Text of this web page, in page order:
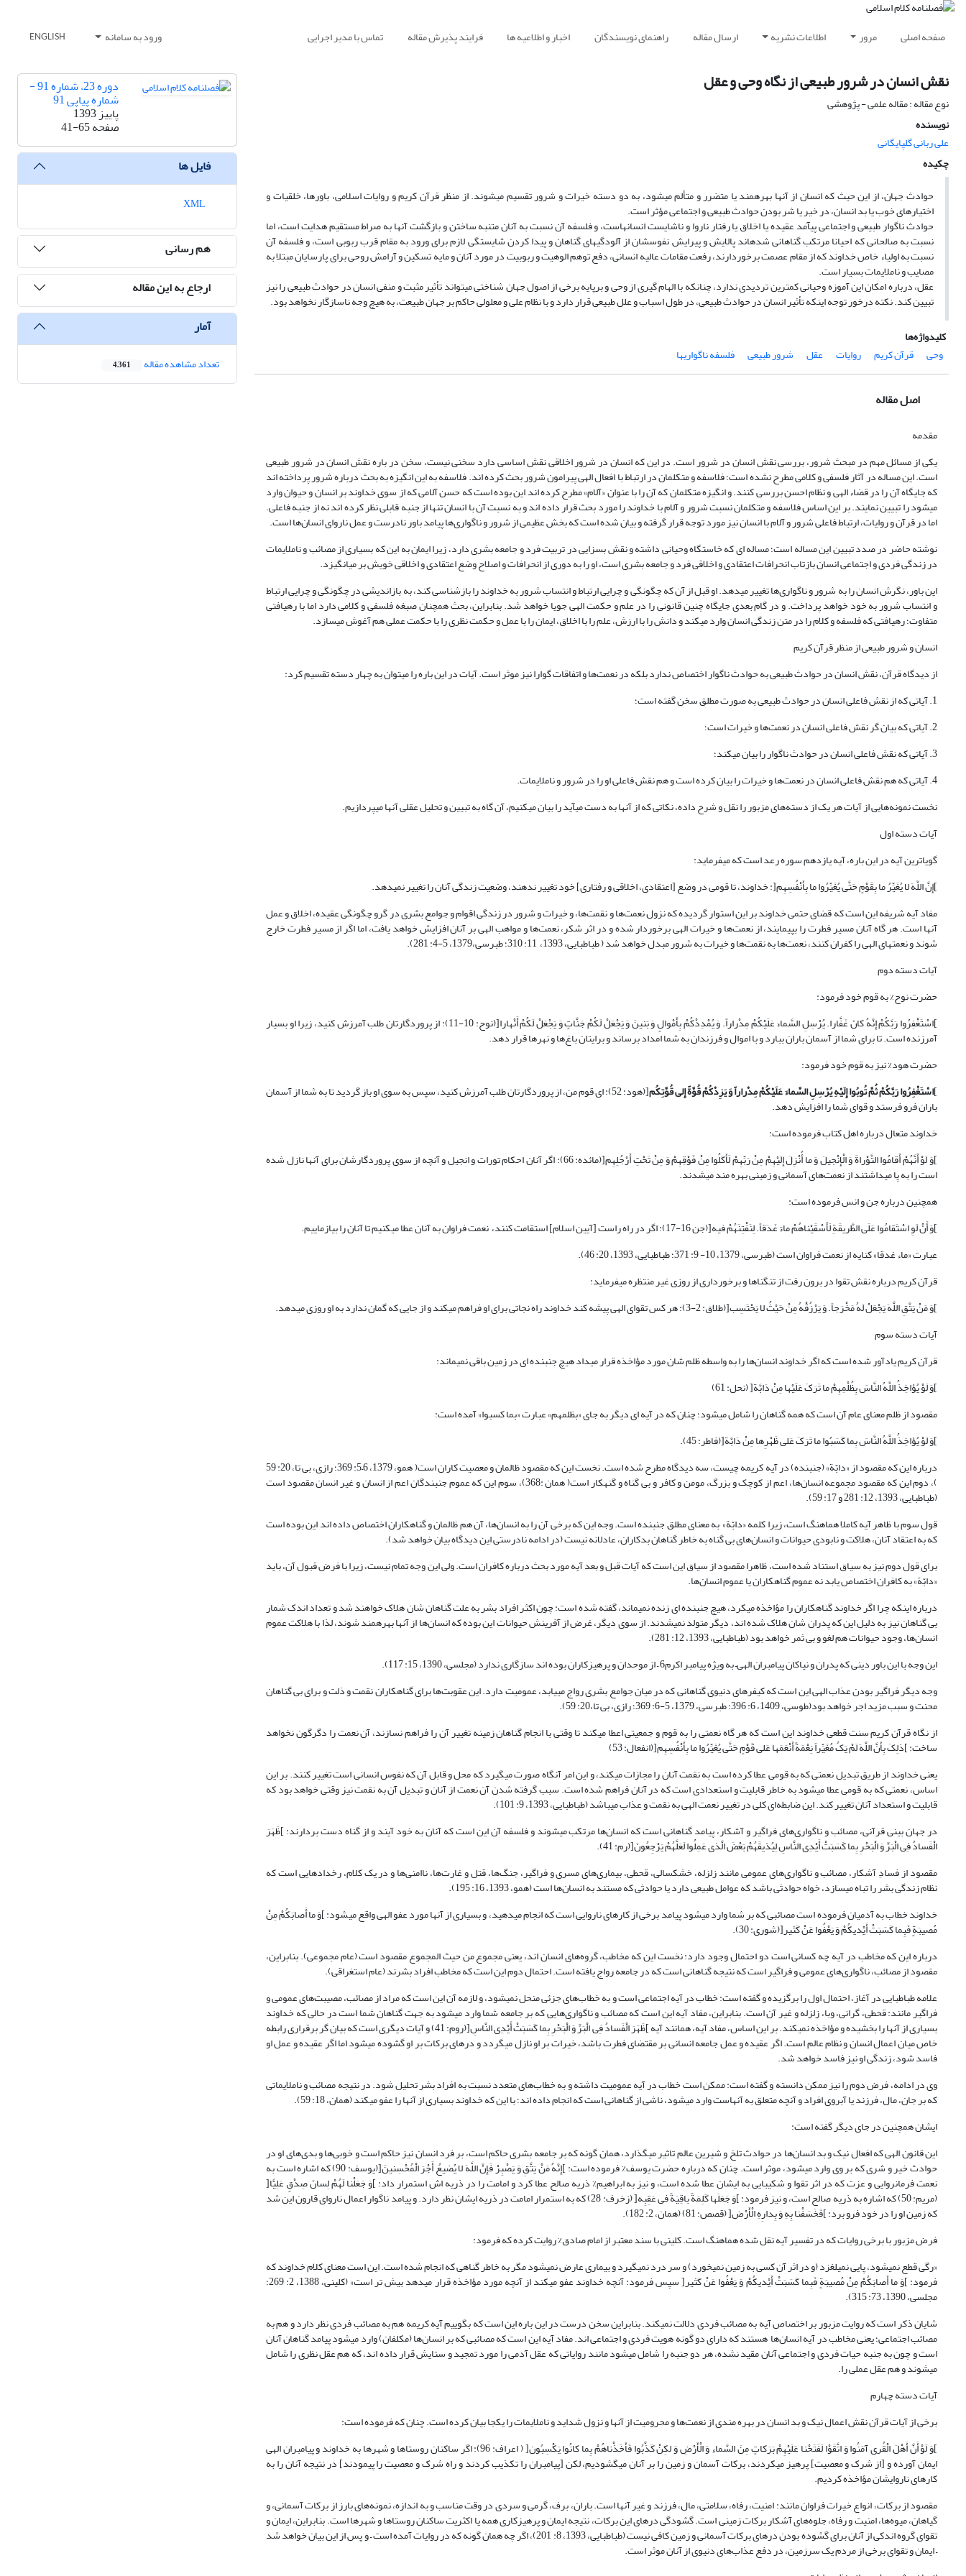
صفحه اصلی مرور اطلاعات نشریه ارسال مقاله راهنمای نویسندگان اخبار و اطلاعیه ها فرایند پذیرش مقاله تماس با مدیر اجرایی ورود به سامانه ENGLISH
نقش انسان در شرور طبیعی از نگاه وحی و عقل
نوع مقاله : مقاله علمی - پژوهشی
نویسنده
علی ربانی گلپایگانی
چکیده
حوادث جهان، از این حیث که انسان از آنها بهره‏مند یا متضرر و متألم می‏شود، به دو دسته خیرات و شرور تقسیم می‏شوند. از منظر قرآن کریم و روایات اسلامی، باورها، خلقیات و
اختیارهای خوب یا بد انسان، در خیر یا شر بودن حوادث طبیعی و اجتماعی مؤثر است.
حوادث ناگوار طبیعی و اجتماعی پی‎آمد عقیده یا اخلاق یا رفتار ناروا و ناشایست انسان‏هاست، و فلسفه آن نسبت به آنان متنبه ساختن و بازگشت آنها به صراط مستقیم هدایت است، اما
نسبت به صالحانی که احیانا مرتکب گناهانی شده‏اند پالایش و پیرایش نفوسشان از آلودگی‏های گناهان و پیدا کردن شایستگی لازم برای ورود به مقام قرب ربوبی است، و فلسفه آن
نسبت به اولیاء خاص خداوند که از مقام عصمت برخوردارند، رفعت مقامات عالیه انسانی، دفع توهم الوهیت و ربوبیت در مورد آنان و مایه تسکین و آرامش روحی برای پارسایان مبتلا به
مصایب و ناملایمات بسیار است.
عقل، درباره امکان این آموزه وحیانی کم‏ترین تردیدی ندارد، چنان‎که با الهام گیری از وحی و برپایه برخی از اصول جهان شناختی می‏تواند تأثیر مثبت و منفی انسان در حوادث طبیعی را نیز
تبیین کند. نکته درخور توجه این‎که تأثیر انسان در حوادث طبیعی، در طول اسباب و علل طبیعی قرار دارد و با نظام علی و معلولی حاکم بر جهان طبیعت، به هیچ وجه ناسازگار نخواهد بود.
کلیدواژه‌ها
وحی
قرآن کریم روایات عقل شرور طبیعی فلسفه ناگواری‏ها
اصل مقاله
مقدمه
یکی از مسائل مهم در مبحث شرور، بررسی نقش انسان در شرور است. در این که انسان در شرور اخلاقی نقش اساسی دارد سخنی نیست، سخن در باره نقش انسان در شرور طبیعی
است. این مساله در آثار فلسفی و کلامی مطرح نشده است؛ فلاسفه و متکلمان در ارتباط با افعال الهی پیرامون شرور بحث کرده اند. فلاسفه به این انگیزه به بحث درباره شرور پرداخته اند
که جایگاه آن را در قضاء الهی و نظام احسن بررسی کنند. و انگیزه متکلمان که آن را با عنوان «آلام» مطرح کرده اند این بوده است که حسن آلامی که از سوی خداوند بر انسان و حیوان وارد
می‎شود را تبیین نمایند. بر این اساس فلاسفه و متکلمان نسبت شرور و آلام با خداوند را مورد بحث قرار داده اند و به نسبت آن با انسان تنها از جنبه قابلی نظر کرده اند نه از جنبه فاعلی.
اما در قرآن و روایات، ارتباط فاعلی شرور و آلام با انسان نیز مورد توجه قرار گرفته و بیان شده است که بخش عظیمی از شرور و ناگواری‌ها پیامد باور نادرست و عمل ناروای انسان‌ها است.
نوشته حاضر در صدد تبیین این مساله است؛ مساله ای که خاستگاه وحیانی داشته و نقش بسزایی در تربیت فرد و جامعه بشری دارد، زیرا ایمان به این که بسیاری از مصائب و ناملایمات
در زندگی فردی و اجتماعی انسان بازتاب انحرافات اعتقادی و اخلاقی فرد و جامعه بشری است، او را به دوری از انحرافات و اصلاح وضع اعتقادی و اخلاقی خویش بر می‎انگیزد.
این باور، نگرش انسان را به شرور و ناگواری‌ها تغییر می‎دهد. او قبل از آن که چگونگی و چرایی ارتباط و انتساب شرور به خداوند را بازشناسی کند، به بازاندیشی در چگونگی و چرایی ارتباط
و انتساب شرور به خود خواهد پرداخت. و در گام بعدی جایگاه چنین قانونی را در علم و حکمت الهی جویا خواهد شد. بنابراین، بحث همچنان صبغه فلسفی و کلامی دارد اما با رهیافتی
متفاوت؛ رهیافتی که فلسفه و کلام را در متن زندگی انسان وارد می‎کند و دانش را با ارزش، علم را با اخلاق، ایمان را با عمل و ‌حکمت نظری را با حکمت عملی هم آغوش می‎سازد.
انسان و شرور طبیعی از منظر قرآن کریم
از دیدگاه قرآن، نقش انسان در حوادث طبیعی به حوادث ناگوار اختصاص ندارد بلکه در نعمت‌ها و اتفاقات گوارا نیز موثر است. آیات در این باره را می‎توان به چهار دسته تقسیم کرد:
1. آیاتی که از نقش فاعلی انسان در حوادث طبیعی به صورت مطلق سخن گفته است؛
2. آیاتی که بیان گر نقش فاعلی انسان در نعمت‌ها و خیرات است؛
3. آیاتی که نقش فاعلی انسان در حوادث ناگوار را بیان می‎کند؛
4. آیاتی که هم نقش فاعلی انسان در نعمت‌ها و خیرات را بیان کرده است و هم نقش فاعلی او را در شرور و ناملایمات.
نخست نمونه‌هایی از آیات هر یک از دسته‌های مزبور را نقل و شرح داده، نکاتی که از آنها به دست می‎آید را بیان می‎کنیم، آن گاه به تبیین و تحلیل عقلی آنها می‎پردازیم.
آیات دسته اول
گویاترین آیه در این باره، آیه یازدهم سوره رعد است که می‎فرماید:
]إِنَّ اللَّهَ لا یُغَیِّرُ ما بِقَوْمٍ حَتَّى یُغَیِّرُوا ما بِأَنْفُسِهِم‏[: خداوند، تا قومی در وضع [اعتقادی، اخلاقی و رفتاری] خود تغییر ندهند، وضعیت زندگی آنان را تغییر نمی‎دهد.
مفاد آیه شریفه این است که قضای حتمی خداوند بر این استوار گردیده که نزول نعمت‌ها و نقمت‌ها، و خیرات و شرور در زندگی اقوام و جوامع بشری در گرو چگونگی عقیده، اخلاق و عمل
آنها است. هر گاه آنان مسیر فطرت را بپیمایند، از نعمت‌ها و خیرات الهی برخوردار شده و در اثر شکر، نعمت‌ها و مواهب الهی بر آنان افزایش خواهد یافت، اما اگر از مسیر فطرت خارج
شوند ‌و نعمت‎های الهی را کفران کنند، نعمت‌ها به نقمت‌ها و خیرات به شرور مبدل خواهد شد ( طباطبایی، 1393، 11: 310؛ طبرسی،1379، 5-4: 281).
آیات دسته دوم
حضرت نوح% به قوم خود فرمود:
]اسْتَغْفِرُوا رَبَّکُمْ إِنَّهُ کانَ غَفَّارا. یُرْسِلِ السَّماءَ عَلَیْکُمْ مِدْراراً. وَ یُمْدِدْکُمْ بِأَمْوالٍ وَ بَنینَ وَ یَجْعَلْ لَکُمْ جَنَّاتٍ وَ یَجْعَلْ لَکُمْ أَنْهارا[(نوح: 10-11): از پروردگارتان طلب آمرزش کنید، زیرا او بسیار
آمرزنده است. تا برای شما از آسمان باران ببارد و با اموال و فرزندان به شما امداد برساند و برایتان باغ‌ها و نهر‌ها قرار دهد.
حضرت هود% نیز به قوم خود فرمود:
]اسْتَغْفِرُوا رَبَّکُمْ ثُمَّ تُوبُوا إِلَیْهِ یُرْسِلِ السَّماءَ عَلَیْکُمْ مِدْراراً وَ یَزِدْکُمْ قُوَّةً إِلى‏ قُوَّتِکُم ‏[(هود: 52): ای قوم من، از پروردگارتان طلب آمرزش کنید،‌ سپس به سوی او باز گردید تا به شما از آسمان
باران فرو فرستد و قوای شما را افزایش دهد.
خداوند متعال درباره اهل کتاب فرموده است:
]وَ لَوْ أَنَّهُمْ أَقامُوا التَّوْراةَ وَ الْإِنْجیلَ وَ ما أُنْزِلَ إِلَیْهِمْ مِنْ رَبِّهِمْ لَأَکَلُوا مِنْ فَوْقِهِمْ وَ مِنْ تَحْتِ أَرْجُلِهِم‏[(مائده: 66): اگر آنان احکام تورات و انجیل و آنچه از سوی پروردگارشان برای آنها نازل شده
است را به پا می‎داشتند از نعمت‌های آسمانی و زمینی بهره مند می‎شدند.
همچنین درباره جن و انس فرموده است:
]وَ أَنْ لَوِ اسْتَقامُوا عَلَى الطَّریقَةِ لَأَسْقَیْناهُمْ ماءً غَدَقاً. لِنَفْتِنَهُمْ فیه‏[(جن 16-17): اگر در راه راست [آیین اسلام] استقامت کنند، ‌نعمت فراوان به آنان عطا می‎کنیم تا آنان را بیازماییم.
عبارت «ماء غدقا» کنایه از نعمت فراوان است (طبرسی، 1379، 10- 9: 371؛ طباطبایی، 1393، 20: 46).
قرآن کریم درباره نقش تقوا در برون رفت از تنگناها و برخورداری از روزی غیر منتظره می‎فرماید:
]وَ مَنْ یَتَّقِ اللَّهَ یَجْعَلْ لَهُ مَخْرَجاً. وَ یَرْزُقْهُ مِنْ حَیْثُ لا یَحْتَسِب‏[(طلاق: 2-3): هر کس تقوای الهی پیشه کند خداوند راه نجاتی برای او فراهم می‎کند و از جایی که گمان ندارد به او روزی می‎دهد.
آیات دسته سوم
قرآن کریم یادآور شده است که اگر خداوند انسان‌ها را به واسطه ظلم شان مورد مؤاخذه قرار می‎داد هیچ جنبنده ای در زمین باقی نمی‎ماند:
]وَ لَوْ یُؤاخِذُ اللَّهُ النَّاسَ بِظُلْمِهِمْ ما تَرَکَ عَلَیْها مِنْ دَابَّة[ (نحل: 61)
مقصود از ظلم معنای عام آن است که همه گناهان را شامل می‎شود؛ چنان که در آیه ای دیگر به جای «بظلمهم» عبارت «بما کسبوا» آمده است:
]وَ لَوْ یُؤاخِذُ اللَّهُ النَّاسَ بِما کَسَبُوا ما تَرَکَ عَلى‏ ظَهْرِها مِنْ دَابَّة[(فاطر: 45).
درباره این که مقصود از «دابّة» (جنبنده) در آیه کریمه چیست، سه دیدگاه مطرح شده است. نخست این که مقصود ظالمان و معصیت کاران است( همو، 1379، 6–5: 369؛ رازی، بی تا، 20: 59
)، دوم این که مقصود مجموعه انسان‌ها، اعم از کوچک و بزرگ، مومن و کافر و بی گناه و گنهکار است( همان :368)، سوم این که عموم جنبندگان اعم از انسان و غیر انسان مقصود است
(طباطبایی، 1393، 12: 281 و 17: 59).
قول سوم با ظاهر آیه کاملا هماهنگ است، زیرا کلمه «دابّة» به معنای مطلق جنبنده است. وجه این که برخی آن را به انسان‌ها، آن هم ظالمان و گناهکاران اختصاص داده اند این بوده است
که به اعتقاد آنان، هلاکت و نابودی حیوانات و انسان‌های بی گناه به خاطر گناهان بدکاران، عادلانه نیست (در ادامه نادرستی این دیدگاه بیان خواهد شد).
برای قول دوم نیز به سیاق استناد شده است، ظاهرا مقصود از سیاق این است که آیات قبل و بعد آیه مورد بحث درباره کافران است. ولی این وجه تمام نیست، زیرا با فرض قبول آن، باید
«دابّة» به کافران اختصاص یابد نه عموم گناهکاران یا عموم انسان‌ها.
درباره اینکه چرا اگر خداوند گناهکاران را مؤاخذه می‎کرد، هیچ جنبنده ای زنده نمی‎ماند، گفته شده است: چون اکثر افراد بشر به علت گناهان شان هلاک خواهند شد و تعداد اندک شمار
بی گناهان نیز به دلیل این که پدران شان هلاک شده اند، دیگر متولد نمی‎شدند. از سوی دیگر، غرض از آفرینش حیوانات این بوده که انسان‌ها از آنها بهره‎مند شوند، لذا با هلاکت عموم
انسان‌ها، وجود حیوانات هم لغو و بی ثمر خواهد بود (طباطبایی، 1393، 12: 281).
این وجه با این باور دینی که پدران و نیاکان پیامبران الهی– به ویژه پیامبر اکرم6 – از موحدان و پرهیزکاران بوده اند سازگاری ندارد (مجلسی، 1390، 15: 117).
وجه دیگر فراگیر بودن عذاب الهی این است که کیفرهای دنیوی گناهانی که در میان جوامع بشری رواج می‎یابد، عمومیت دارد. این عقوبت‌ها برای گناهکاران نقمت و ذلت و برای بی گناهان
محنت و سبب مزید اجر خواهد بود(طوسی، 1409، 6: 396؛ طبرسی، 1379، 5-6: 369؛ رازی، بی تا،20: 59).
از نگاه قرآن کریم سنت قطعی خداوند این است که هر گاه نعمتی را به قوم و جمعیتی اعطا می‎کند تا وقتی با انجام گناهان زمینه تغییر آن را فراهم نسازند، آن نعمت را دگرگون نخواهد
ساخت: ]ذلِکَ بِأَنَّ اللَّهَ لَمْ یَکُ مُغَیِّراً نِعْمَةً أَنْعَمَها عَلى‏ قَوْمٍ حَتَّى یُغَیِّرُوا ما بِأَنْفُسِهِم‏[(انفعال: 53)
یعنی خداوند از طریق تبدیل نعمتی که به قومی عطا کرده است به نقمت آنان را مجازات می‎کند، و این امر آنگاه صورت می‎گیرد که محل و قابل آن که نفوس انسانی است تغییر کنند. بر این
اساس، نعمتی که به قومی عطا می‎شود به خاطر قابلیت و استعدادی است که در آنان فراهم شده است. سبب گرفته شدن آن نعمت از آنان و تبدیل آن به نقمت نیز وقتی خواهد بود که
قابلیت و استعداد آنان تغییر کند. این ضابطه‌ای کلی در تغییر نعمت الهی به نقمت و عذاب می‎باشد (طباطبایی، 1393، 9: 101).
در جهان بینی قرآنی، مصائب و ناگواری‌های فراگیر و آشکار، پیامد گناهانی است که انسان‌ها مرتکب می‎شوند و فلسفه آن این است که آنان به خود آیند و از گناه دست بردارند: ]ظَهَرَ
الْفَسادُ فِی الْبَرِّ وَ الْبَحْرِ بِما کَسَبَتْ أَیْدِی النَّاسِ لِیُذیقَهُمْ بَعْضَ الَّذی عَمِلُوا لَعَلَّهُمْ یَرْجِعُونَ[(رم: 41).
مقصود از فسادِ آشکار، مصائب و ناگواری‌های عمومی مانند زلزله، خشکسالی، قحطی، بیماری‌های مسری و فراگیر، جنگ‌ها، قتل و غارت‌ها، ناامنی‌ها و در یک کلام، رخدادهایی است که
نظام زندگی بشر را تباه می‎سازد، خواه حوادثی باشد که عوامل طبیعی دارد یا حوادثی که مستند به انسان‌ها است (همو، 1393، 16: 195).
خداوند خطاب به آدمیان فرموده است مصائبی که بر شما وارد می‎شود پیامد برخی از کارهای ناروایی است که انجام می‎دهید، و بسیاری از آنها مورد عفو الهی واقع می‎شود: ]وَ ما أَصابَکُمْ مِنْ
مُصیبَةٍ فَبِما کَسَبَتْ أَیْدیکُمْ وَ یَعْفُوا عَنْ کَثیر[(شوری: 30).
درباره این که مخاطب در آیه چه کسانی است دو احتمال وجود دارد: نخست این که مخاطب، گروه‌های انسان اند، یعنی مجموع من حیث المجموع مقصود است (عام مجموعی). بنابراین،
‌مقصود از مصائب، ناگواری‌های عمومی و فراگیر است که نتیجه گناهانی است که در جامعه رواج یافته است. احتمال دوم این است که مخاطب افراد بشرند (عام استغراقی).
علامه طباطبایی در آغاز، احتمال اول را برگزیده و گفته است: خطاب در آیه اجتماعی است و به خطاب‌های جزئی منحل نمی‎شود، و لازمه آن این است که مراد از مصائب، مصیبت‌های عمومی و
فراگیر مانند: قحطی، گرانی، وبا، زلزله و غیر آن است. بنابراین، مفاد آیه این است که مصائب و ناگواری‌هایی که بر جامعه شما وارد می‎شود به جهت گناهان شما است در حالی که خداوند
بسیاری از آنها را بخشیده و مؤاخذه نمی‎کند. بر این اساس، مفاد آیه، همانند آیه ]ظَهَرَ الْفَسادُ فِی الْبَرِّ وَ الْبَحْرِ بِما کَسَبَتْ أَیْدِی النَّاسِ[(روم: 41) و آیات دیگری است که بیان گر برقراری رابطه
خاص میان اعمال انسان و نظام عالم است. اگر عقیده و عمل جامعه انسانی بر مقتضای فطرت باشد، خیرات بر او نازل می‎گردد و درهای برکات بر او گشوده می‎شود اما اگر عقیده و عمل او
فاسد شود، زندگی او نیز فاسد خواهد شد.
وی در ادامه، فرض دوم را نیز ممکن دانسته و گفته است: ممکن است خطاب در آیه عمومیت داشته و به خطاب‌های متعدد نسبت به افراد بشر تحلیل شود. در نتیجه مصائب و ناملایماتی
که بر جان، مال، فرزند یا آبروی افراد و آنچه متعلق به آنهاست وارد می‎شود، ناشی از گناهانی است که انجام داده اند؛ با این که خداوند بسیاری از آنها را عفو می‎کند (همان، 18: 59).
ایشان همچنین در جای دیگر گفته است:
این قانون الهی که افعال نیک و بد انسان‌ها در حوادث تلخ و شیرین عالم تاثیر می‎گذارد، همان گونه که بر جامعه بشری حاکم است، بر فرد انسان نیز حاکم است و خوبی‌ها و بدی‌های او در
حوادث خیر و شری که بر وی وارد می‎شود، موثر است. چنان که درباره حضرت یوسف% فرموده است: ]إِنَّهُ مَنْ یَتَّقِ وَ یَصْبِرْ فَإِنَّ اللَّهَ لا یُضیعُ أَجْرَ الْمُحْسِنینَ[(یوسف: 90) که اشاره است به
نعمت فرمانروایی و عزت که در اثر تقوا و شکیبایی به ایشان عطا شده است، و نیز به ابراهیم% ذریه صالح عطا کرد و امامت را در ذریه اش استمرار داد: ]وَ جَعَلْنا لَهُمْ لِسانَ صِدْقٍ عَلِیًّا[
(مریم: 50) که اشاره به ذریه صالح است، و نیز فرمود: ]وَ جَعَلَها کَلِمَةً باقِیَةً فی‏ عَقِبِه‏[ (زخرف: 28) که به استمرار امامت در ذریه ایشان نظر دارد. و پیامد ناگوار اعمال ناروای قارون این شد
که زمین او را در خود فرو برد: ]فَخَسَفْنا بِهِ وَ بِدارِهِ الْأَرْض‏[ (قصص: 81) (همان، 2: 182).
فرض مزبور با برخی روایات که در تفسیر آیه نقل شده هماهنگ است. کلینی با سند معتبر از امام صادق% روایت کرده که فرمود:
«رگی قطع نمی‎شود، پایی نمی‎لغزد (و در اثر آن کسی به زمین نمی‎خورد) و سر درد نمی‎گیرد و بیماری عارض نمی‎شود مگر به خاطر گناهی که انجام شده است. این است معنای کلام خداوند که
فرمود: ]وَ ما أَصابَکُمْ مِنْ مُصیبَةٍ فَبِما کَسَبَتْ أَیْدیکُمْ وَ یَعْفُوا عَنْ کَثیر[ سپس فرمود: آنچه خداوند عفو می‎کند از آنچه مورد مؤاخذه قرار می‎دهد بیش تر است» (کلینی، 1388، 2: 269؛
مجلسی، 1390، 73: 315).
شایان ذکر است که روایت مزبور بر اختصاص آیه به مصائب فردی دلالت نمی‎کند. بنابراین سخن درست در این باره این است که بگوییم آیه کریمه هم به مصائب فردی نظر دارد و هم به
مصائب اجتماعی؛ یعنی مخاطب در آیه انسان‌ها هستند که دارای دو گونه هویت فردی و اجتماعی اند. مفاد آیه این است که مصائبی که بر انسان‌ها (مکلفان) وارد می‎شود پیامد گناهان آنان
است و چون به جنبه حیات فردی و اجتماعی آنان مقید نشده، هر دو جنبه را شامل می‎شود مانند روایاتی که عقل آدمی را مورد تمجید و ستایش قرار داده اند، که هم عقل نظری را شامل
می‎شوند و هم عقل عملی را.
آیات دسته چهارم
برخی از آیات قرآن نقش اعمال نیک و بد انسان در بهره مندی از نعمت‌ها و محرومیت از آنها و نزول شداید و ناملایمات را یکجا بیان کرده است. چنان که فرموده است:
]وَ لَوْ أَنَّ أَهْلَ الْقُرى‏ آمَنُوا وَ اتَّقَوْا لَفَتَحْنا عَلَیْهِمْ بَرَکاتٍ مِنَ السَّماءِ وَ الْأَرْضِ وَ لکِنْ کَذَّبُوا فَأَخَذْناهُمْ بِما کانُوا یَکْسِبُون[ ( اعراف: 96): اگر ساکنان روستاها و شهرها به خداوند و پیامبران الهی
ایمان آورده و [از شرک و معصیت] پرهیز می‎کردند، برکات آسمان و زمین را بر آنان می‎گشودیم، لکن [پیامبران را تکذیب کردند و راه شرک و معصیت را پیمودند] در نتیجه آنان را به
کارهای ناروایشان مؤاخذه کردیم.
مقصود از برکات، انواع خیرات فراوان مانند: امنیت، رفاه، سلامتی، مال، فرزند و غیر آنها است. باران، برف، گرمی و سردی در وقت مناسب و به اندازه، نمونه‌های بارز از برکات آسمانی، و
گیاهان، میوه‌ها، امنیت و رفاه، جلوه‌های آشکار برکات زمینی است. گشودگی درهای این برکات، نتیجه ایمان و پرهیزکاری همه یا اکثریت ساکنان روستاها و شهرها است. بنابراین، ایمان و
تقوای گروه اندکی از آنان برای گشوده بودن درهای برکات آسمانی و زمین کافی نیست (طباطبایی، 1393، 8: 201)، اگر چه همان گونه که در روایات آمده است – و پس از این بیان خواهد شد
– ایمان و تقوای برخی از مردم یک سرزمین، در دفع عذاب‌های دنیوی از آنان موثر است.
دوره 23، شماره 91 -
شماره پیاپی 91
پاییز 1393
صفحه41-65
فایل ها
هم رسانی
ارجاع به این مقاله
آمار
تعداد مشاهده مقاله 4,361